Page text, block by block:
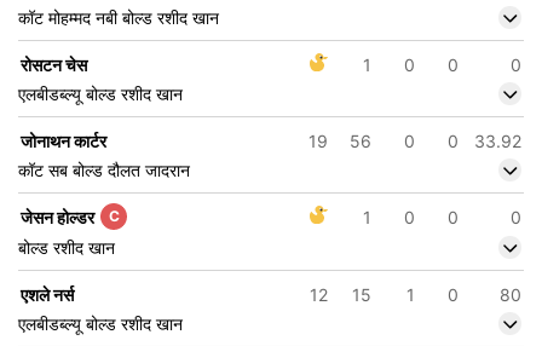
कॉट मोहम्मद नबी बोल्ड रशीद खान
रोसटन चेस 1 0 0
0
एलबीडब्ल्यू बोल्ड रशीद खान
जोनाथन कार्टर 19 56 0 0
33.92
कॉट सब बोल्ड दौलत जादरान
जेसन होल्डर C 1 0 0
0
बोल्ड रशीद खान
एशले नर्स 12 15 1 0
80
एलबीडब्ल्यू बोल्ड रशीद खान